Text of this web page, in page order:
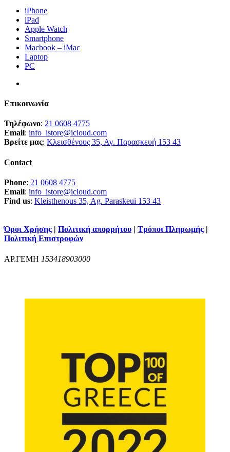
iPhone
iPad
Apple Watch
Smartphone
Macbook – iMac
Laptop
PC
Επικοινωνία
Τηλέφωνο: 21 0608 4775
Email: info_istore@icloud.com
Βρείτε μας: Κλεισθένους 35, Αγ. Παρασκευή 153 43
Contact
Phone: 21 0608 4775
Email: info_istore@icloud.com
Find us: Kleisthenous 35, Ag. Paraskeui 153 43
Όροι Χρήσης | Πολιτική απορρήτου | Τρόποι Πληρωμής |
Πολιτική Επιστροφών
ΑΡ.ΓΕΜΗ 153418903000